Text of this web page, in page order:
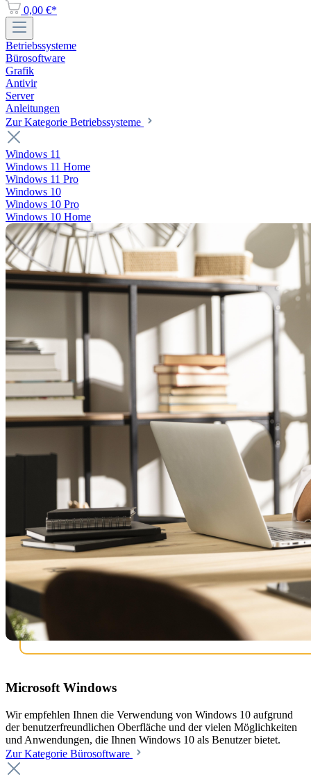
0,00 €*
Betriebssysteme
Bürosoftware
Grafik
Antivir
Server
Anleitungen
Zur Kategorie Betriebssysteme
Windows 11
Windows 11 Home
Windows 11 Pro
Windows 10
Windows 10 Pro
Windows 10 Home
Microsoft Windows
Wir empfehlen Ihnen die Verwendung von Windows 10 aufgrund
der benutzerfreundlichen Oberfläche und der vielen Möglichkeiten
und Anwendungen, die Ihnen Windows 10 als Benutzer bietet.
Zur Kategorie Bürosoftware